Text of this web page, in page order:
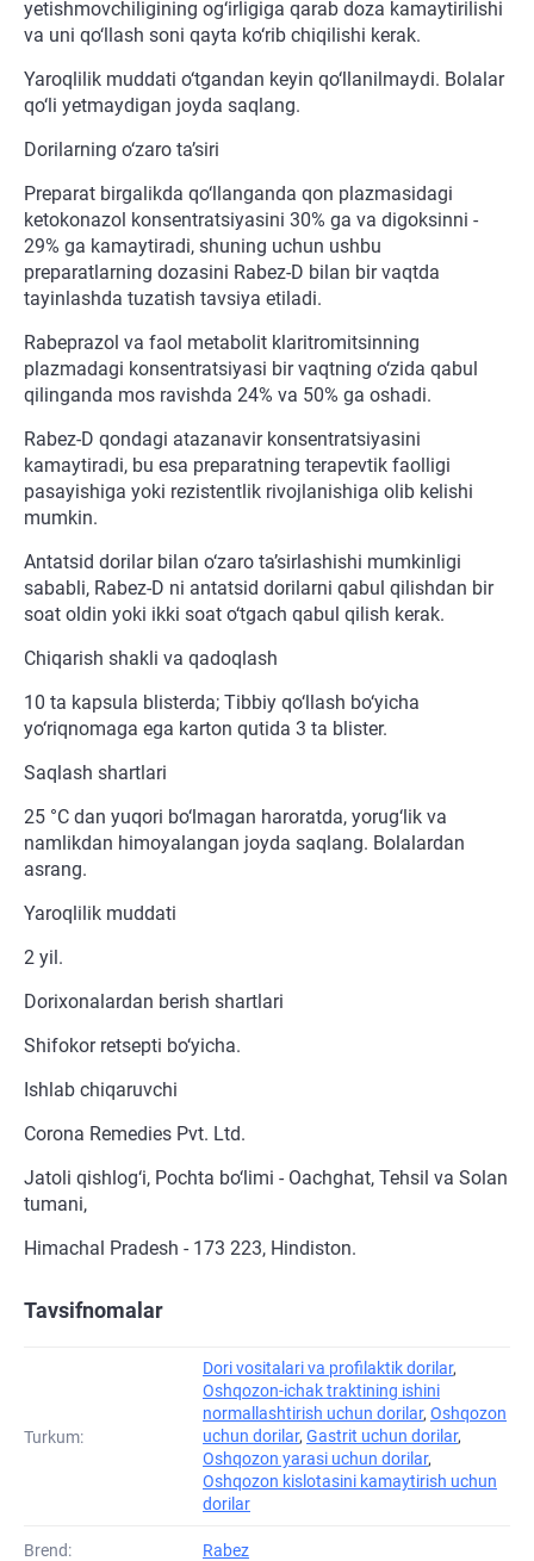
yetishmovchiligining og‘irligiga qarab doza kamaytirilishi
va uni qo‘llash soni qayta ko‘rib chiqilishi kerak.
Yaroqlilik muddati o‘tgandan keyin qo‘llanilmaydi. Bolalar
qo‘li yetmaydigan joyda saqlang.
Dorilarning o‘zaro ta’siri
Preparat birgalikda qo‘llanganda qon plazmasidagi
ketokonazol konsentratsiyasini 30% ga va digoksinni -
29% ga kamaytiradi, shuning uchun ushbu
preparatlarning dozasini Rabez-D bilan bir vaqtda
tayinlashda tuzatish tavsiya etiladi.
Rabeprazol va faol metabolit klaritromitsinning
plazmadagi konsentratsiyasi bir vaqtning o‘zida qabul
qilinganda mos ravishda 24% va 50% ga oshadi.
Rabez-D qondagi atazanavir konsentratsiyasini
kamaytiradi, bu esa preparatning terapevtik faolligi
pasayishiga yoki rezistentlik rivojlanishiga olib kelishi
mumkin.
Antatsid dorilar bilan o‘zaro ta’sirlashishi mumkinligi
sababli, Rabez-D ni antatsid dorilarni qabul qilishdan bir
soat oldin yoki ikki soat o‘tgach qabul qilish kerak.
Chiqarish shakli va qadoqlash
10 ta kapsula blisterda; Tibbiy qo‘llash bo‘yicha
yo‘riqnomaga ega karton qutida 3 ta blister.
Saqlash shartlari
25 °C dan yuqori bo‘lmagan haroratda, yorug‘lik va
namlikdan himoyalangan joyda saqlang. Bolalardan
asrang.
Yaroqlilik muddati
2 yil.
Dorixonalardan berish shartlari
Shifokor retsepti bo‘yicha.
Ishlab chiqaruvchi
Corona Remedies Pvt. Ltd.
Jatoli qishlog‘i, Pochta bo‘limi - Oachghat, Tehsil va Solan
tumani,
Himachal Pradesh - 173 223, Hindiston.
Tavsifnomalar
Turkum:
Dori vositalari va profilaktik dorilar,
Oshqozon-ichak traktining ishini
normallashtirish uchun dorilar, Oshqozon
uchun dorilar, Gastrit uchun dorilar,
Oshqozon yarasi uchun dorilar,
Oshqozon kislotasini kamaytirish uchun
dorilar
Brend: Rabez